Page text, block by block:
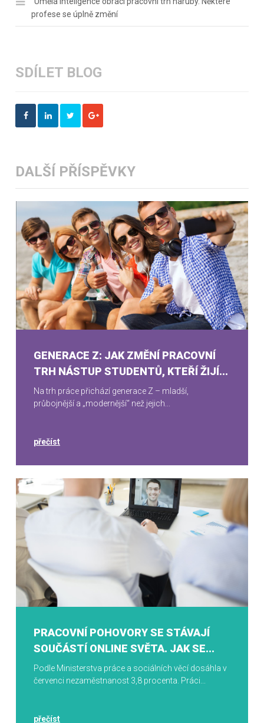
profese se úplně změní
SDÍLET BLOG
DALŠÍ PŘÍSPĚVKY
GENERACE Z: JAK ZMĚNÍ PRACOVNÍ
TRH NÁSTUP STUDENTŮ, KTEŘÍ ŽIJÍ...
Na trh práce přichází generace Z – mladší,
průbojnější a „modernější“ než jejich...
přečíst
PRACOVNÍ POHOVORY SE STÁVAJÍ
SOUČÁSTÍ ONLINE SVĚTA. JAK SE...
Podle Ministerstva práce a sociálních věcí dosáhla v
červenci nezaměstnanost 3,8 procenta. Práci...
přečíst